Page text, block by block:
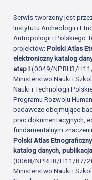
Serwis tworzony jest
Instytutu Archeologii i
Antropologii i Polskiego
projektów:Polski Atlas
elektroniczny katalog
etap I(0049/NPRH3/
Ministerstwo Nauki i
Nauki i Technologii
Programu Rozwoju
badawcze obejmujące
prac dokumentacyjnych,
fundamentalnym
Polski Atlas
katalog danych,
(0068/NPRH8/H11/87/
Ministerstwo Nauki i